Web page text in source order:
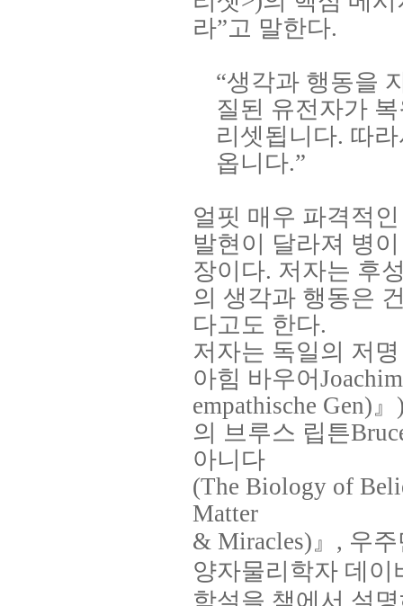
라”고 말한다.
“생각과 행동을
질된 유전자가
리셋됩니다. 따
옵니다.”
얼핏 매우 파격적
발현이 달라져 병
장이다. 저자는 후
의 생각과 행동은
다고도 한다.
저자는 독일의 저
아힘 바우어
empathische Gen)』
의 브루스 립튼
아니다
(The Biology of
Matter
& Miracles)』 , 우
양자물리학자 데이
학설을 책에서 설